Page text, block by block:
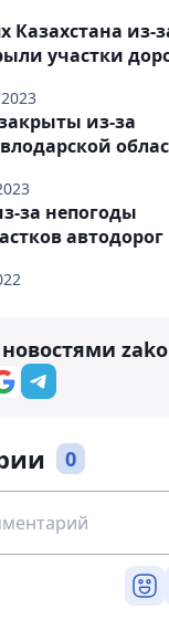
Казахстана из-
участки
из-за
за непогоды
автодорог
0